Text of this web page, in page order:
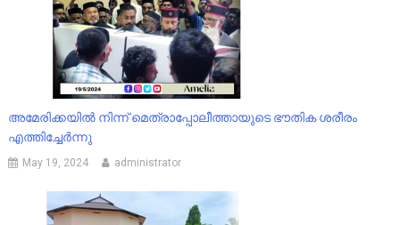
അമേരിക്കയിൽ നിന്ന് മെത്രാപ്പോലീത്തായുടെ ഭൗതിക ശരീരം
എത്തിച്ചേർന്നു
May 19, 2024 administrator